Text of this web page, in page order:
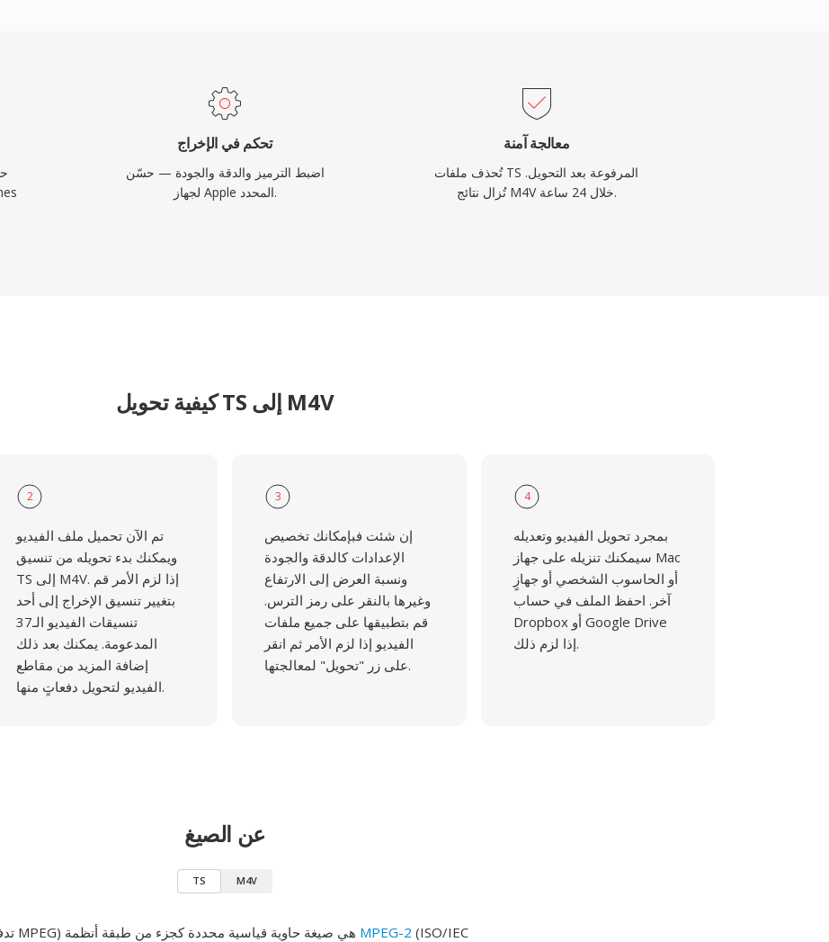
تحكم في الإخراج
اضبط الترميز والدقة والجودة — حسّن
لجهاز Apple المحدد.
معالجة آمنة
تُحذف ملفات TS المرفوعة بعد التحويل.
تُزال نتائج M4V خلال 24 ساعة.
كيفية تحويل TS إلى M4V
2
تم الآن تحميل ملف الفيديو
ويمكنك بدء تحويله من تنسيق
TS إلى M4V. إذا لزم الأمر قم
بتغيير تنسيق الإخراج إلى أحد
تنسيقات الفيديو الـ37
المدعومة. يمكنك بعد ذلك
إضافة المزيد من مقاطع
الفيديو لتحويل دفعاتٍ منها.
3
إن شئت فبإمكانك تخصيص
الإعدادات كالدقة والجودة
ونسبة العرض إلى الارتفاع
وغيرها بالنقر على رمز الترس.
قم بتطبيقها على جميع ملفات
الفيديو إذا لزم الأمر ثم انقر
على زر "تحويل" لمعالجتها.
4
بمجرد تحويل الفيديو وتعديله
سيمكنك تنزيله على جهاز Mac
أو الحاسوب الشخصي أو جهازٍ
آخر. احفظ الملف في حساب
Dropbox أو Google Drive
إذا لزم ذلك.
عن الصيغ
TS M4V
MPEG-2 (ISO/IEC